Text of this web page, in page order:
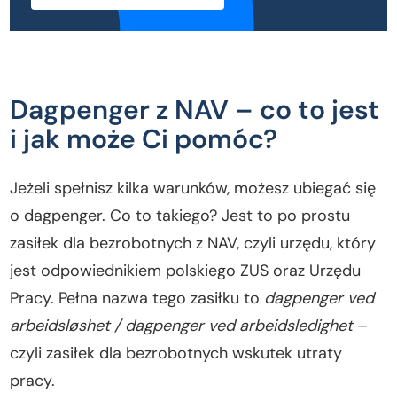
Dagpenger z NAV – co to jest
i jak może Ci pomóc?
Jeżeli spełnisz kilka warunków, możesz ubiegać się
o dagpenger. Co to takiego? Jest to po prostu
zasiłek dla bezrobotnych z NAV, czyli urzędu, który
jest odpowiednikiem polskiego ZUS oraz Urzędu
Pracy. Pełna nazwa tego zasiłku to dagpenger ved
arbeidsløshet / dagpenger ved arbeidsledighet–
czyli zasiłek dla bezrobotnych wskutek utraty
pracy.